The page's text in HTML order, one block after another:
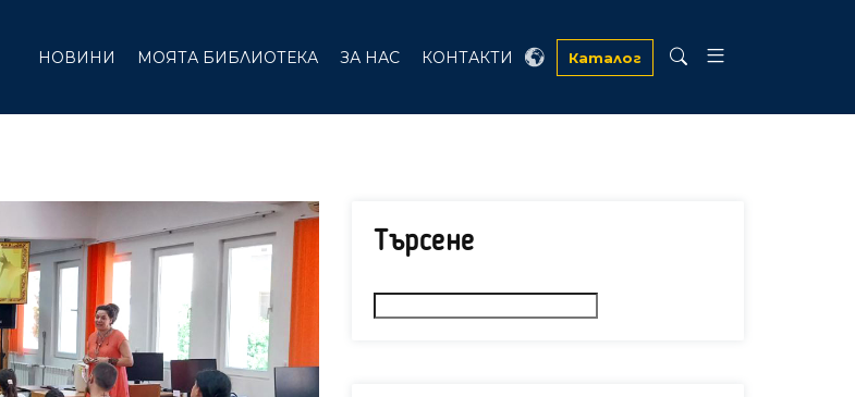
НОВИНИ МОЯТА БИБЛИОТЕКА ЗА НАС КОНТАКТИ Каталог
Търсене